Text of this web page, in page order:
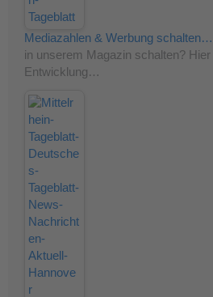
Mediazahlen & Werbung schalten…
in unserem Magazin schalten? Hier
Entwicklung…